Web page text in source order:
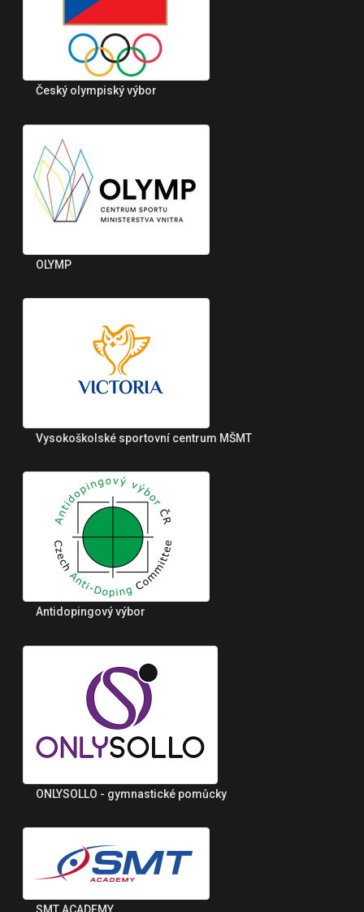
Český olympiský výbor
OLYMP
Vysokoškolské sportovní centrum MŠMT
Antidopingový výbor
ONLYSOLLO - gymnastické pomůcky